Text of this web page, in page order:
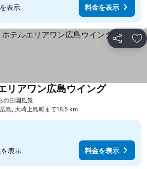
表示 料金を表示
シェア お
の田園風景料金を表示
リアワン広島ウイング
島, 大崎上島町まで18.5 km
表示 料金を表示